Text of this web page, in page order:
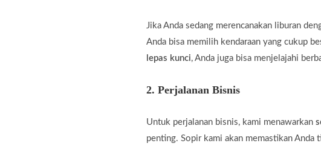
Jika Anda sedang merencanakan liburan
Anda bisa memilih kendaraan yang cukup
lepas kunci, Anda juga bisa menjelajahi
2. Perjalanan Bisnis
Untuk perjalanan bisnis, kami menawarkan
penting. Sopir kami akan memastikan Anda